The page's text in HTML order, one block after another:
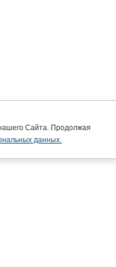
Сайта. Продолжая
данных.